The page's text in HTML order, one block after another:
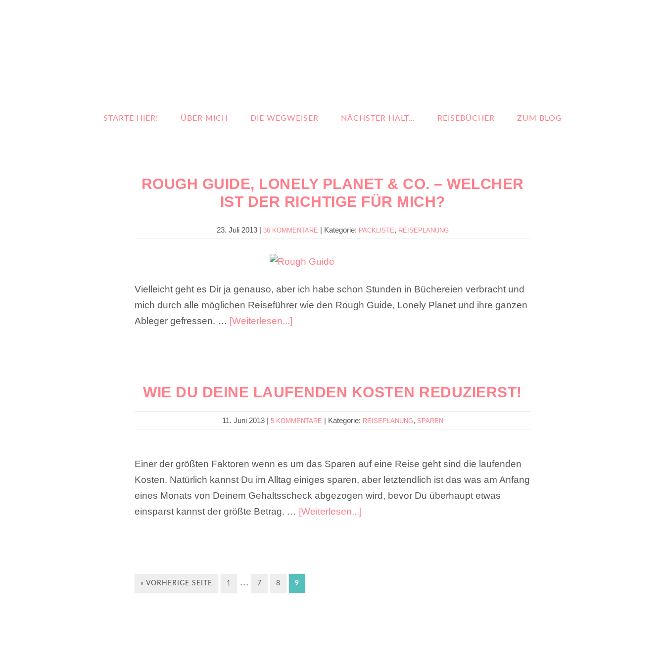
STARTE HIER! ÜBER MICH DIE WEGWEISER NÄCHSTER HALT… REISEBÜCHER ZUM BLOG
ROUGH GUIDE, LONELY PLANET & CO. – WELCHER
IST DER RICHTIGE FÜR MICH?
23. Juli 2013| 36 KOMMENTARE | Kategorie: PACKLISTE, REISEPLANUNG
Vielleicht geht es Dir ja genauso, aber ich habe schon Stunden in Büchereien verbracht und
mich durch alle möglichen Reiseführer wie den Rough Guide, Lonely Planet und ihre ganzen
Ableger gefressen. … [Weiterlesen...]
WIE DU DEINE LAUFENDEN KOSTEN REDUZIERST!
11. Juni 2013| 5 KOMMENTARE | Kategorie: REISEPLANUNG, SPAREN
Einer der größten Faktoren wenn es um das Sparen auf eine Reise geht sind die laufenden
Kosten. Natürlich kannst Du im Alltag einiges sparen, aber letztendlich ist das was am Anfang
eines Monats von Deinem Gehaltsscheck abgezogen wird, bevor Du überhaupt etwas
einsparst kannst der größte Betrag. … [Weiterlesen...]
« VORHERIGE SEITE 1 … 7 8 9